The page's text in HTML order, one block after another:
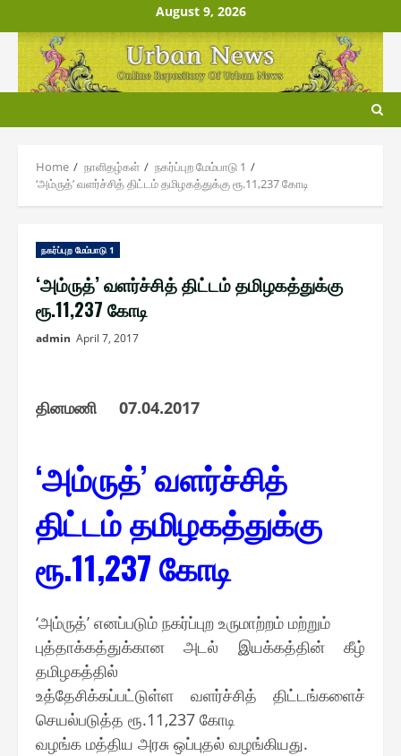
to
content
August 9, 2026
Home நாளிதழ்௧ள்
ந௧ர்ப்புற மேம்பாடு 1
‘அம்ருத்’ வளர்ச்சித் திட்டம் தமிழகத்துக்கு ரூ.11,237 கோடி
ந௧ர்ப்புற மேம்பாடு 1
‘அம்ருத்’ வளர்ச்சித் திட்டம் தமிழகத்துக்கு
ரூ.11,237 கோடி
admin April 7, 2017
தினமணி 07.04.2017
‘அம்ருத்’ வளர்ச்சித்
திட்டம் தமிழகத்துக்கு
ரூ.11,237 கோடி
‘அம்ருத்’ எனப்படும் நகர்ப்புற உருமாற்றம் மற்றும்
புத்தாக்கத்துக்கான அடல் இயக்கத்தின் கீழ்
தமிழகத்தில்
உத்தேசிக்கப்பட்டுள்ள வளர்ச்சித் திட்டங்களைச்
செயல்படுத்த ரூ.11,237 கோடி
வழங்க மத்திய அரசு ஒப்புதல் வழங்கியது.